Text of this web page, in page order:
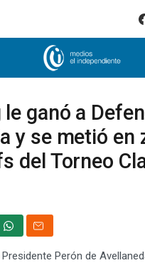
le ganó a
y se metió en
del Torneo
Perón de